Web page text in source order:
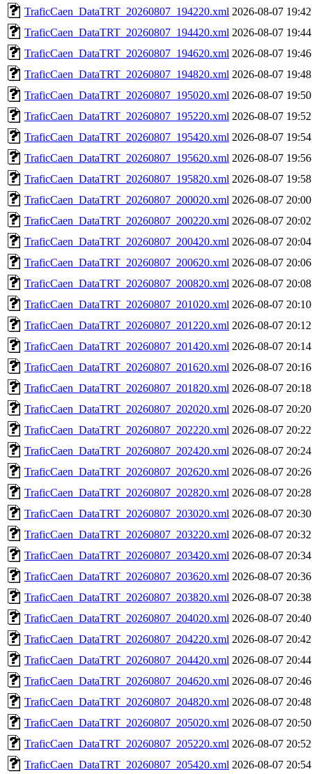
TraficCaen_DataTRT_20260807_194220.xml 2026-08-07 19:42
TraficCaen_DataTRT_20260807_194420.xml 2026-08-07 19:44
TraficCaen_DataTRT_20260807_194620.xml 2026-08-07 19:46
TraficCaen_DataTRT_20260807_194820.xml 2026-08-07 19:48
TraficCaen_DataTRT_20260807_195020.xml 2026-08-07 19:50
TraficCaen_DataTRT_20260807_195220.xml 2026-08-07 19:52
TraficCaen_DataTRT_20260807_195420.xml 2026-08-07 19:54
TraficCaen_DataTRT_20260807_195620.xml 2026-08-07 19:56
TraficCaen_DataTRT_20260807_195820.xml 2026-08-07 19:58
TraficCaen_DataTRT_20260807_200020.xml 2026-08-07 20:00
TraficCaen_DataTRT_20260807_200220.xml 2026-08-07 20:02
TraficCaen_DataTRT_20260807_200420.xml 2026-08-07 20:04
TraficCaen_DataTRT_20260807_200620.xml 2026-08-07 20:06
TraficCaen_DataTRT_20260807_200820.xml 2026-08-07 20:08
TraficCaen_DataTRT_20260807_201020.xml 2026-08-07 20:10
TraficCaen_DataTRT_20260807_201220.xml 2026-08-07 20:12
TraficCaen_DataTRT_20260807_201420.xml 2026-08-07 20:14
TraficCaen_DataTRT_20260807_201620.xml 2026-08-07 20:16
TraficCaen_DataTRT_20260807_201820.xml 2026-08-07 20:18
TraficCaen_DataTRT_20260807_202020.xml 2026-08-07 20:20
TraficCaen_DataTRT_20260807_202220.xml 2026-08-07 20:22
TraficCaen_DataTRT_20260807_202420.xml 2026-08-07 20:24
TraficCaen_DataTRT_20260807_202620.xml 2026-08-07 20:26
TraficCaen_DataTRT_20260807_202820.xml 2026-08-07 20:28
TraficCaen_DataTRT_20260807_203020.xml 2026-08-07 20:30
TraficCaen_DataTRT_20260807_203220.xml 2026-08-07 20:32
TraficCaen_DataTRT_20260807_203420.xml 2026-08-07 20:34
TraficCaen_DataTRT_20260807_203620.xml 2026-08-07 20:36
TraficCaen_DataTRT_20260807_203820.xml 2026-08-07 20:38
TraficCaen_DataTRT_20260807_204020.xml 2026-08-07 20:40
TraficCaen_DataTRT_20260807_204220.xml 2026-08-07 20:42
TraficCaen_DataTRT_20260807_204420.xml 2026-08-07 20:44
TraficCaen_DataTRT_20260807_204620.xml 2026-08-07 20:46
TraficCaen_DataTRT_20260807_204820.xml 2026-08-07 20:48
TraficCaen_DataTRT_20260807_205020.xml 2026-08-07 20:50
TraficCaen_DataTRT_20260807_205220.xml 2026-08-07 20:52
TraficCaen_DataTRT_20260807_205420.xml 2026-08-07 20:54